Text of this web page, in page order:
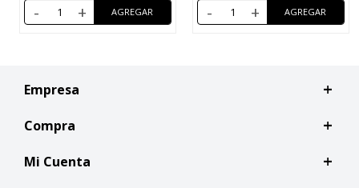
- + - +
Empresa
Compra
Mi Cuenta